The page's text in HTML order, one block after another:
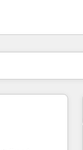
PagePage Page